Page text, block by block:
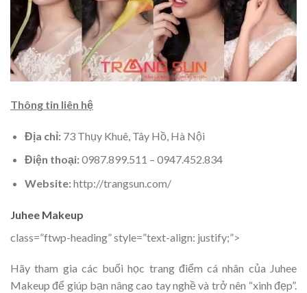
Thông tin liên hệ
Địa chỉ: 73 Thụy Khuê, Tây Hồ, Hà Nội
Điện thoại:0987.899.511 – 0947.452.834
Website:http://trangsun.com/
Juhee Makeup
class=”ftwp-heading” style=”text-align: justify;”>
Hãy tham gia các buổi học trang điểm cá nhân của Juhee
Makeup để giúp bạn nâng cao tay nghề và trở nên “xinh đẹp”.